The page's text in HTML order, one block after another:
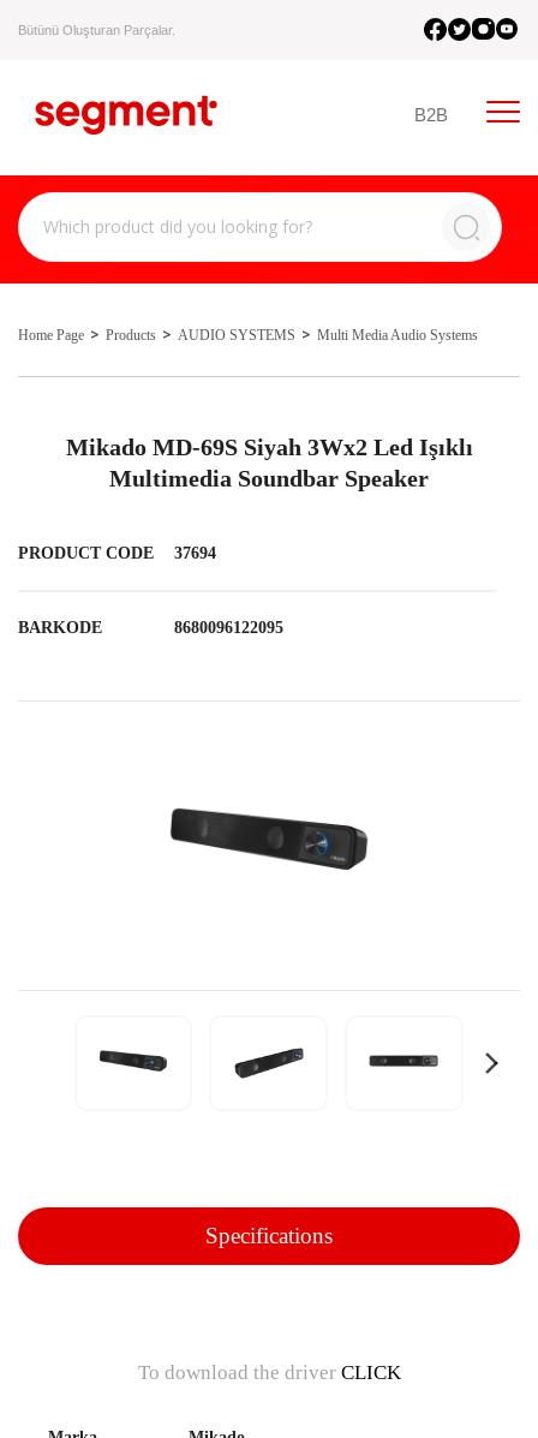
Bütünü Oluşturan Parçalar.
B2B
Home Page Products AUDIO SYSTEMS Multi Media Audio Systems
Mikado MD-69S Siyah 3Wx2 Led Işıklı
Multimedia Soundbar Speaker
PRODUCT CODE 37694
BARKODE 8680096122095
Specifications
To download the driver CLICK